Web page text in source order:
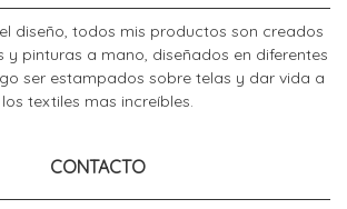
diseño, todos mis productos son creados
y pinturas a mano, diseñados en diferentes
ser estampados sobre telas y dar vida a
los textiles mas increíbles.
CONTACTO